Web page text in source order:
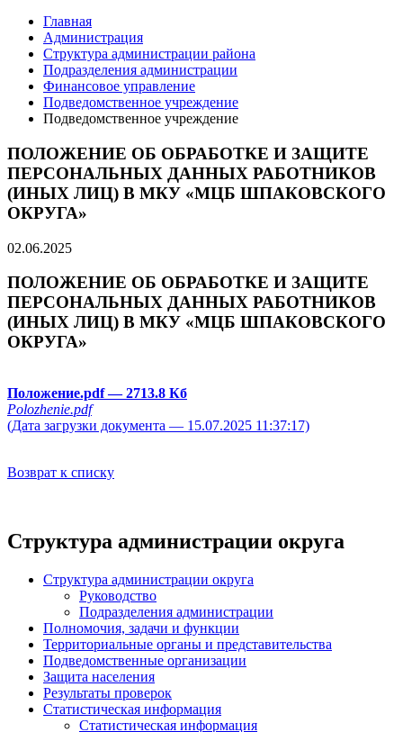
Главная
Администрация
Структура администрации района
Подразделения администрации
Финансовое управление
Подведомственное учреждение
Подведомственное учреждение
ПОЛОЖЕНИЕ ОБ ОБРАБОТКЕ И ЗАЩИТЕ
ПЕРСОНАЛЬНЫХ ДАННЫХ РАБОТНИКОВ
(ИНЫХ ЛИЦ) В МКУ «МЦБ ШПАКОВСКОГО
ОКРУГА»
02.06.2025
ПОЛОЖЕНИЕ ОБ ОБРАБОТКЕ И ЗАЩИТЕ
ПЕРСОНАЛЬНЫХ ДАННЫХ РАБОТНИКОВ
(ИНЫХ ЛИЦ) В МКУ «МЦБ ШПАКОВСКОГО
ОКРУГА»
Положение.pdf— 2713.8 Кб
Polozhenie.pdf
(Дата загрузки документа — 15.07.2025 11:37:17)
Возврат к списку
Структура администрации округа
Структура администрации округа
Руководство
Подразделения администрации
Полномочия, задачи и функции
Территориальные органы и представительства
Подведомственные организации
Защита населения
Результаты проверок
Статистическая информация
Статистическая информация